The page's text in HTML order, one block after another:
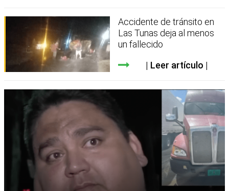
Accidente de tránsito en
Las Tunas deja al menos
un fallecido
Leer artículo